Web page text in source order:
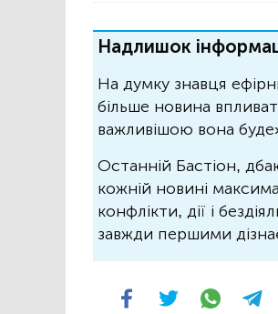
Надлишок
На думку знавця
більше новина
важливішою вона
Останній Бастіон,
кожній новині
конфлікти, дії і
завжди першими